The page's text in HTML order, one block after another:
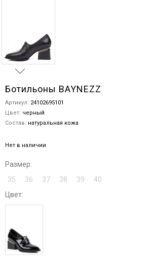
Ботильоны BAYNEZZ
Артикул: 24102695101
Цвет: черный
Состав: натуральная кожа
Нет в наличии
Размер:
35
36 37 38 39
40
Цвет: